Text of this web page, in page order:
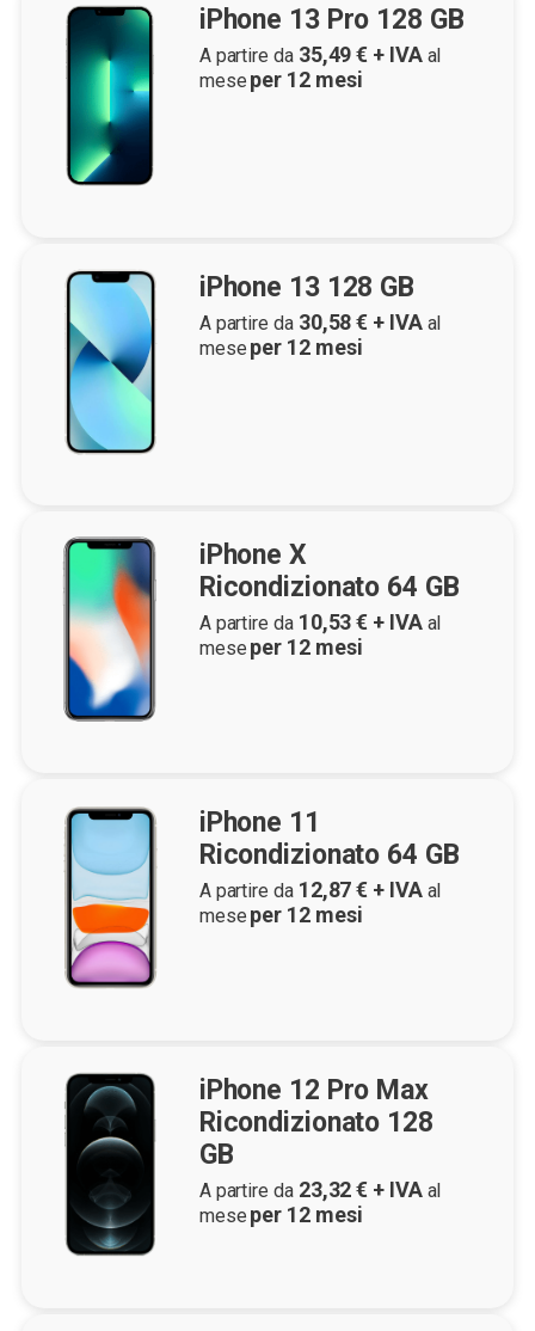
iPhone 13 Pro 128 GB
A partire da 35,49€ + IVA al
mese per 12 mesi
iPhone 13 128 GB
A partire da 30,58€ + IVA al
mese per 12 mesi
iPhone X
Ricondizionato 64 GB
A partire da 10,53€ + IVA al
mese per 12 mesi
iPhone 11
Ricondizionato 64 GB
A partire da 12,87€ + IVA al
mese per 12 mesi
iPhone 12 Pro Max
Ricondizionato 128
GB
A partire da 23,32€ + IVA al
mese per 12 mesi